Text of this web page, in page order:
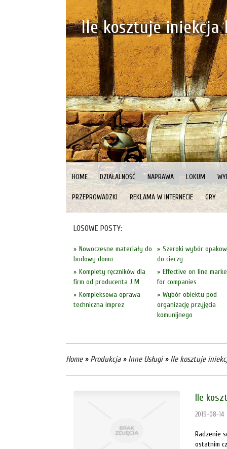
HOME DZIAŁALNOŚĆ NAPRAWA LOKUM
PRZEPROWADZKI REKLAMA W INTERNECIE GRY
Ile kosztuje iniekcja
LOSOWE POSTY:
Szeroki wybór
do cieczy
Nowoczesne materiały do
budowy domu
Effective on line
for companies
Komplety ręczników dla
firm od producenta J M
Wybór obiektu pod
organizację przyjęcia
komunijnego
Kompleksowa oprawa
techniczna imprez
Home» Produkcja» Inne Usługi» Ile kosztuje
Ile
2019-08-14
Radzenie
ostatnim